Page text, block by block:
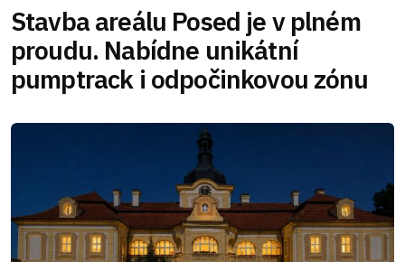
Stavba areálu Posed je v plném
proudu. Nabídne unikátní
pumptrack i odpočinkovou zónu